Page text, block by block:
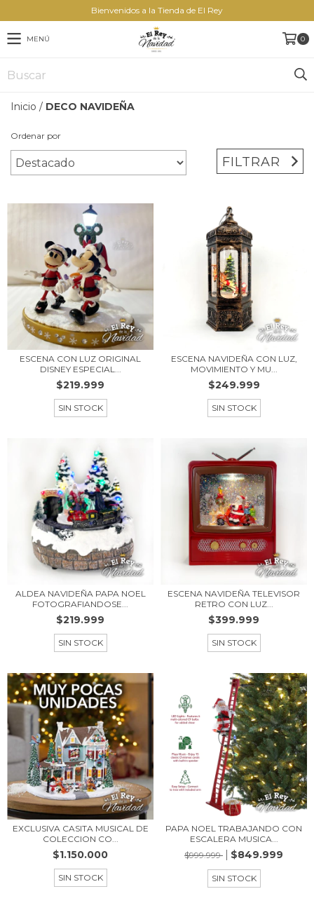
Bienvenidos a la Tienda de El Rey
MENÚ 0
Inicio / DECO NAVIDEÑA
Ordenar por
FILTRAR
ESCENA CON LUZ ORIGINAL
DISNEY ESPECIAL...
$219.999
SIN STOCK
ESCENA NAVIDEÑA CON LUZ,
MOVIMIENTO Y MU...
$249.999
SIN STOCK
ALDEA NAVIDEÑA PAPA NOEL
FOTOGRAFIANDOSE...
$219.999
SIN STOCK
ESCENA NAVIDEÑA TELEVISOR
RETRO CON LUZ...
$399.999
SIN STOCK
EXCLUSIVA CASITA MUSICAL DE
COLECCION CO...
$1.150.000
SIN STOCK
PAPA NOEL TRABAJANDO CON
ESCALERA MUSICA...
$999.999
$849.999
SIN STOCK